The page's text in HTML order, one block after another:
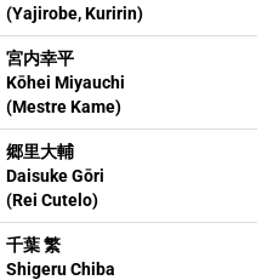
(Yajirobe, Kuririn)
宮内幸平
Kōhei Miyauchi
(Mestre Kame)
郷里大輔
Daisuke Gōri
(Rei Cutelo)
千葉 繁
Shigeru Chiba